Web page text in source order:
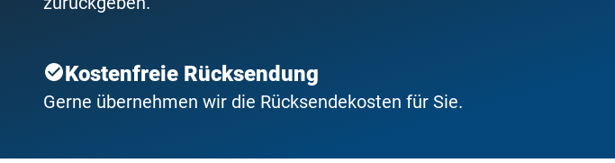
Kostenfreie Rücksendung
Gerne übernehmen wir die Rücksendekosten für Sie.